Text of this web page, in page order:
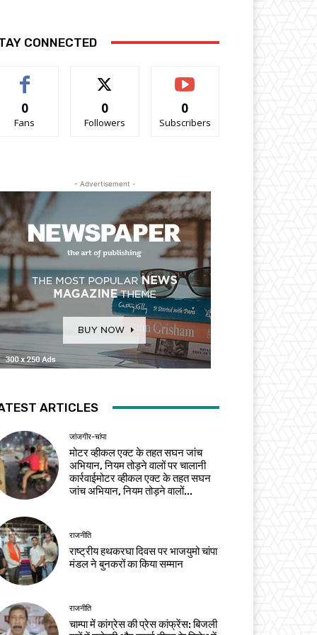
CONNECTED
0
Fans
0
Followers
0
Subscribers
- Advertisement -
ARTICLES
जांजगीर-चांपा
मोटर व्हीकल एक्ट के तहत सघन जांच
अभियान, नियम तोड़ने वालों पर चालानी
कार्रवाईमोटर व्हीकल एक्ट के तहत सघन
जांच अभियान, नियम तोड़ने वालों...
राजनीति
राष्ट्रीय हथकरघा दिवस पर भाजयुमो चांपा
मंडल ने बुनकरों का किया सम्मान
राजनीति
चाम्पा में कांग्रेस की प्रेस कांफ्रेंस: बिजली